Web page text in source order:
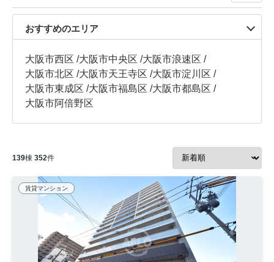
おすすめのエリア
大阪市西区 /大阪市中央区 /大阪市浪速区 /
大阪市北区 /大阪市天王寺区 /大阪市淀川区 /
大阪市東成区 /大阪市福島区 /大阪市都島区 /
大阪市阿倍野区
139棟 352件
賃貸マンション